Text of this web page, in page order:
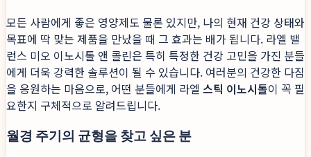
모든 사람에게 좋은 영양제도 물론 있지만, 나의 현재 건강 상태와
목표에 딱 맞는 제품을 만났을 때 그 효과는 배가 됩니다. 라엘 밸
런스 미오 이노시톨 앤 콜린은 특히 특정한 건강 고민을 가진 분들
에게 더욱 강력한 솔루션이 될 수 있습니다. 여러분의 건강한 다짐
을 응원하는 마음으로, 어떤 분들에게 라엘 스틱 이노시톨이 꼭 필
요한지 구체적으로 알려드립니다.
월경 주기의 균형을 찾고 싶은 분